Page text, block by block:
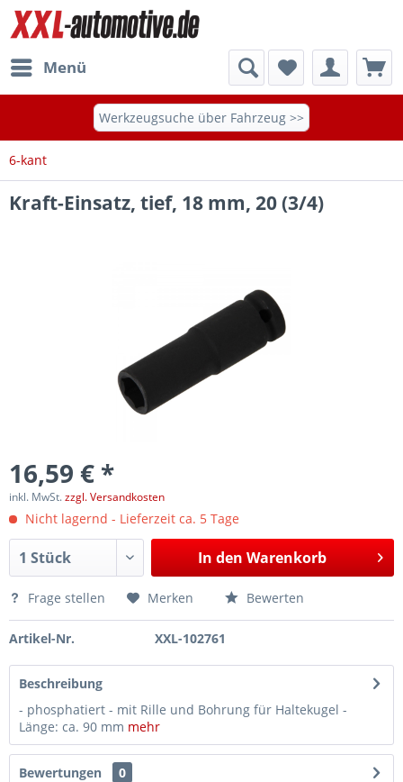
Menü
Werkzeugsuche über Fahrzeug >>
6-kant
Kraft-Einsatz, tief, 18 mm, 20 (3/4)
16,59 € *
inkl. MwSt.zzgl. Versandkosten
Nicht lagernd - Lieferzeit ca. 5 Tage
In den Warenkorb
Frage stellen Merken Bewerten
Artikel-Nr. XXL-102761
Beschreibung
- phosphatiert - mit Rille und Bohrung für Haltekugel -
Länge: ca. 90 mm mehr
Bewertungen
0